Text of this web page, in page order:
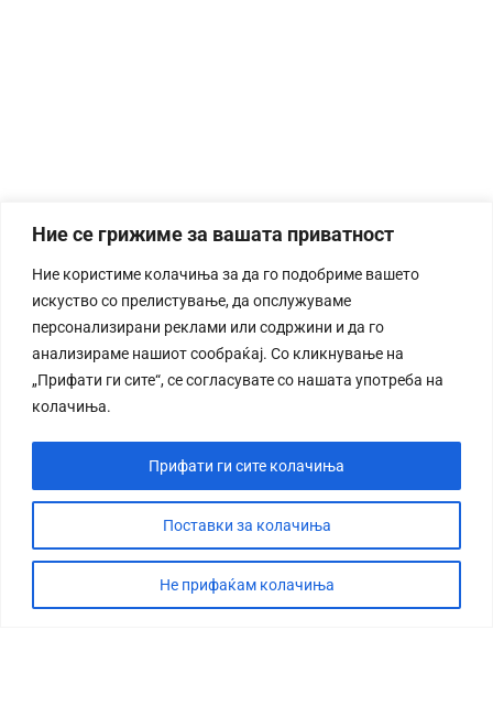
Ние се грижиме за вашата приватност
Ние користиме колачиња за да го подобриме вашето
искуство со прелистување, да опслужуваме
персонализирани реклами или содржини и да го
анализираме нашиот сообраќај. Со кликнување на
„Прифати ги сите“, се согласувате со нашата употреба на
колачиња.
Поставки за колачиња
Не прифаќам колачиња
Прифати ги сите колачиња